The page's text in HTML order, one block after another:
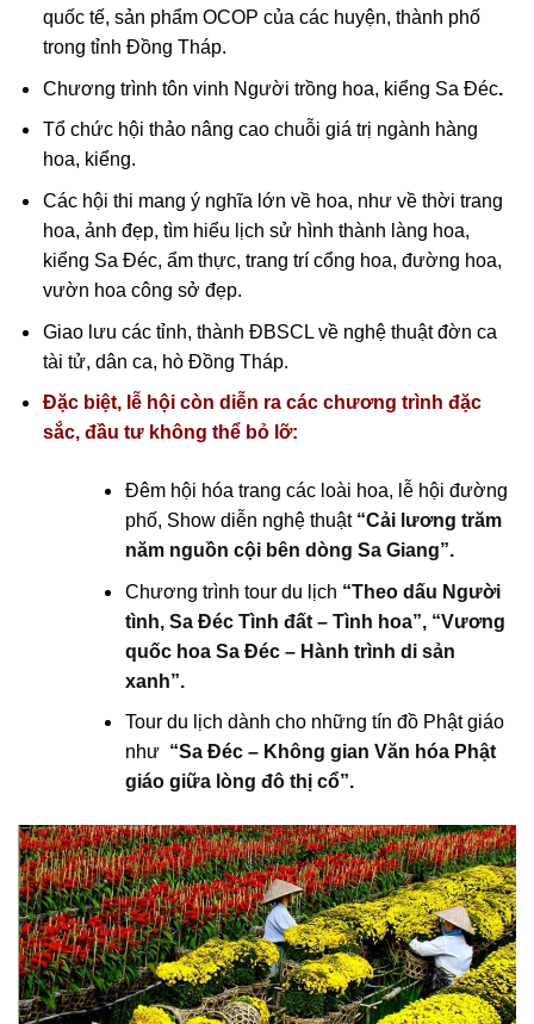
quốc tế, sản phẩm OCOP của các huyện, thành phố
trong tỉnh Đồng Tháp.
Chương trình tôn vinh Người trồng hoa, kiểng Sa Đéc.
Tổ chức hội thảo nâng cao chuỗi giá trị ngành hàng
hoa, kiểng.
Các hội thi mang ý nghĩa lớn về hoa, như về thời trang
hoa, ảnh đẹp, tìm hiểu lịch sử hình thành làng hoa,
kiểng Sa Đéc, ẩm thực, trang trí cổng hoa, đường hoa,
vườn hoa công sở đẹp.
Giao lưu các tỉnh, thành ĐBSCL về nghệ thuật đờn ca
tài tử, dân ca, hò Đồng Tháp.
Đặc biệt, lễ hội còn diễn ra các chương trình đặc
sắc, đầu tư không thể bỏ lỡ:
Đêm hội hóa trang các loài hoa, lễ hội đường
phố, Show diễn nghệ thuật “Cải lương trăm
năm nguồn cội bên dòng Sa Giang”.
Chương trình tour du lịch “Theo dấu Người
tình, Sa Đéc Tình đất – Tình hoa”, “Vương
quốc hoa Sa Đéc – Hành trình di sản
xanh”.
Tour du lịch dành cho những tín đồ Phật giáo
như “Sa Đéc – Không gian Văn hóa Phật
giáo giữa lòng đô thị cổ”.